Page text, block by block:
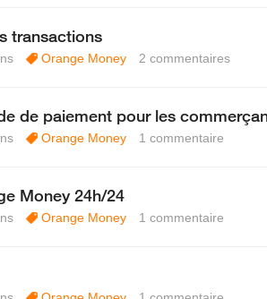
transactions
Orange Money 2 commentaires
de paiement pour les
Orange Money 1 commentaire
Money 24h/24
Orange Money 1 commentaire